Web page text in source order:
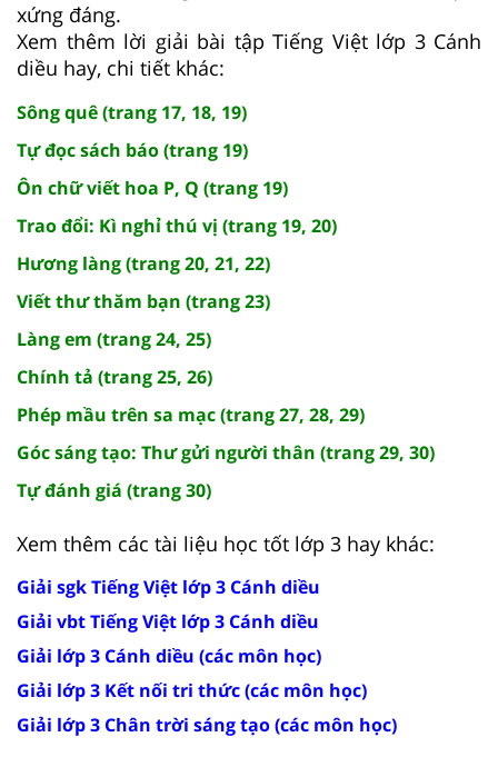
xứng đáng.
Xem thêm lời giải bài tập Tiếng Việt lớp 3 Cánh
diều hay, chi tiết khác:
Sông quê (trang 17, 18, 19)
Tự đọc sách báo (trang 19)
Ôn chữ viết hoa P, Q (trang 19)
Trao đổi: Kì nghỉ thú vị (trang 19, 20)
Hương làng (trang 20, 21, 22)
Viết thư thăm bạn (trang 23)
Làng em (trang 24, 25)
Chính tả (trang 25, 26)
Phép mầu trên sa mạc (trang 27, 28, 29)
Góc sáng tạo: Thư gửi người thân (trang 29, 30)
Tự đánh giá (trang 30)
Xem thêm các tài liệu học tốt lớp 3 hay khác:
Giải sgk Tiếng Việt lớp 3 Cánh diều
Giải vbt Tiếng Việt lớp 3 Cánh diều
Giải lớp 3 Cánh diều (các môn học)
Giải lớp 3 Kết nối tri thức (các môn học)
Giải lớp 3 Chân trời sáng tạo (các môn học)